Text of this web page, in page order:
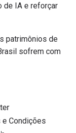
de IA e reforçar
patrimônios de
sofrem com
e Condições